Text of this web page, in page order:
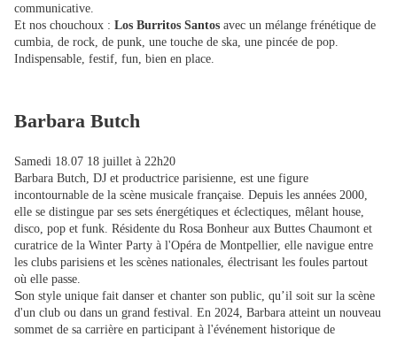
communicative.
Et nos chouchoux : Los Burritos Santos avec un mélange frénétique de
cumbia, de rock, de punk, une touche de ska, une pincée de pop.
Indispensable, festif, fun, bien en place.
Barbara Butch
Samedi 18.07 18 juillet à 22h20
Barbara Butch, DJ et productrice parisienne, est une figure
incontournable de la scène musicale française. Depuis les années 2000,
elle se distingue par ses sets énergétiques et éclectiques, mêlant house,
disco, pop et funk. Résidente du Rosa Bonheur aux Buttes Chaumont et
curatrice de la Winter Party à l'Opéra de Montpellier, elle navigue entre
les clubs parisiens et les scènes nationales, électrisant les foules partout
où elle passe.
Son style unique fait danser et chanter son public, qu’il soit sur la scène
d'un club ou dans un grand festival. En 2024, Barbara atteint un nouveau
sommet de sa carrière en participant à l'événement historique de